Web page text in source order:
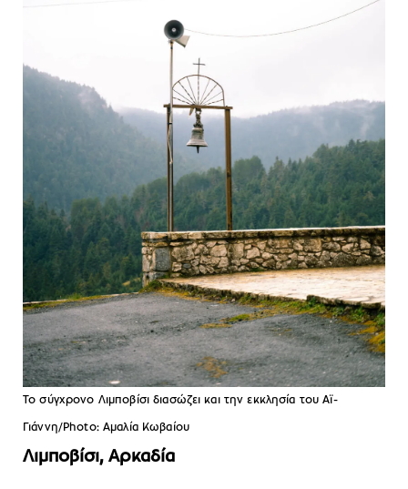
Το σύγχρονο Λιμποβίσι διασώζει και την εκκλησία του Αϊ-
Γιάννη/Photo: Αμαλία Κωβαίου
Λιμποβίσι, Αρκαδία